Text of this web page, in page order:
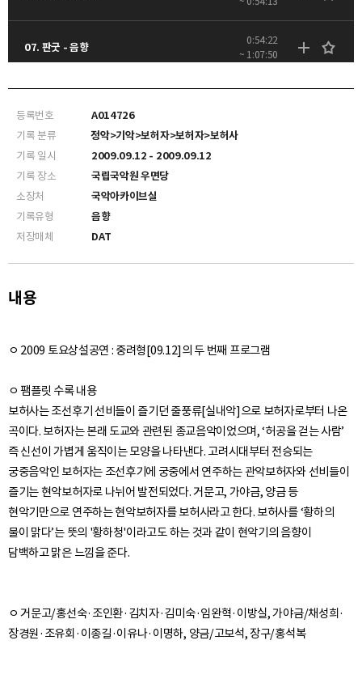
07. 판굿 - 음향
0:54:22
~ 1:07:50
등록번호
A014726
기록 분류
정악>기악>보허자>보허자>보허사
기록 일시
2009.09.12 - 2009.09.12
기록 장소
국립국악원 우면당
소장처
국악아카이브실
기록유형
음향
저장매체
DAT
내용
ㅇ 2009 토요상설공연 : 중려형[09.12]의 두 번째 프로그램
ㅇ 팸플릿 수록 내용
보허사는 조선후기 선비들이 즐기던 줄풍류[실내악]으로 보허자로부터 나온
곡이다. 보허자는 본래 도교와 관련된 종교음악이었으며, ‘허공을 걷는 사람’
즉 신선이 가볍게 움직이는 모양을 나타낸다. 고려시대부터 전승되는
궁중음악인 보허자는 조선후기에 궁중에서 연주하는 관악보허자와 선비들이
즐기는 현악보허자로 나뉘어 발전되었다. 거문고, 가야금, 양금 등
현악기만으로 연주하는 현악보허자를 보허사라고 한다. 보허사를 ‘황하의
물이 맑다’는 뜻의 '황하청'이라고도 하는 것과 같이 현악기의 음향이
ㅇ 거문고/홍선숙·조인환·김치자·김미숙·임완혁·이방실, 가야금/채성희·
장경원·조유회·이종길·이유나·이명하, 양금/고보석, 장구/홍석복